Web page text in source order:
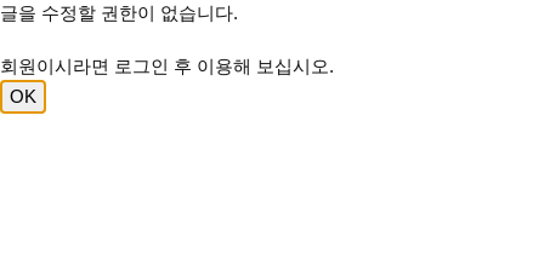
글을 수정할 권한이 없습니다.
회원이시라면 로그인 후 이용해 보십시오.
OK